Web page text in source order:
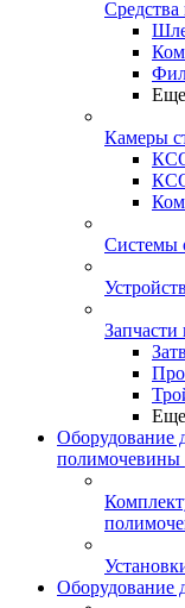
Еще
Камеры
Системы
Еще
Оборудование
полимочевины
Оборудование